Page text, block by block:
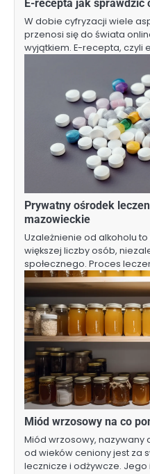
E-recepta jak sprawdzić
W dobie cyfryzacji wiele
przenosi się do świata
wyjątkiem. E-recepta, czyli
Prywatny ośrodek
mazowieckie
Uzależnienie od alkoholu
większej liczby osób,
społecznego. Proces
Miód wrzosowy na co
Miód wrzosowy, nazywany
od wieków ceniony jest za
lecznicze i odżywcze. Jego